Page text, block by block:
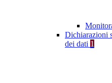
Dichiarazioni
dei dati 1